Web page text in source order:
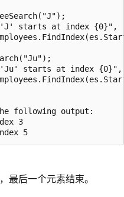
starts at index {0}",
starts at index {0}",
following output:
3
最后一个元素结束。